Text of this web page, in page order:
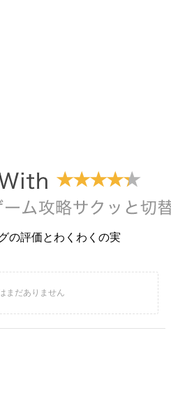
の評価とわくわくの実